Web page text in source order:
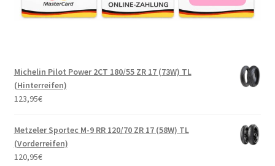
Michelin Pilot Power 2CT 180/55 ZR 17 (73W) TL
(Hinterreifen)
123,95€
Metzeler Sportec M-9 RR 120/70 ZR 17 (58W) TL
(Vorderreifen)
120,95€